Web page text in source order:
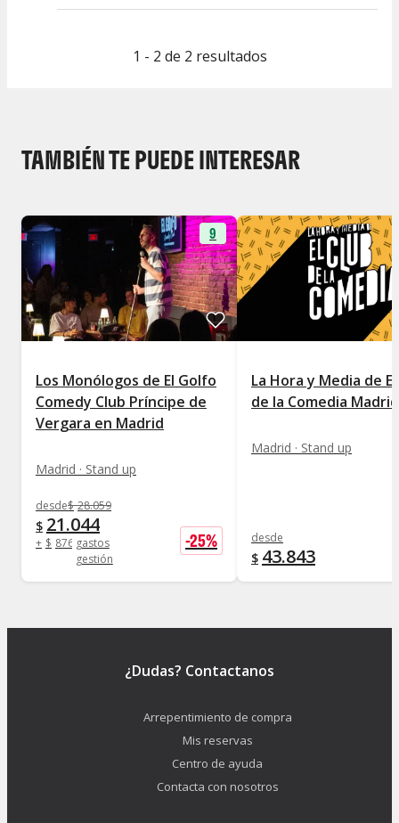
1 - 2 de 2 resultados
TAMBIÉN TE PUEDE INTERESAR
9
Los Monólogos de El Golfo
Comedy Club Príncipe de
Vergara en Madrid
Madrid · Stand up
desde$ 28.059
$ 21.044
+ $ 876 gastos
gestión
-25%
La Hora y Media de
de la Comedia Madrid
Madrid · Stand up
desde
$ 43.843
¿Dudas? Contactanos
Arrepentimiento de compra
Mis reservas
Centro de ayuda
Contacta con nosotros